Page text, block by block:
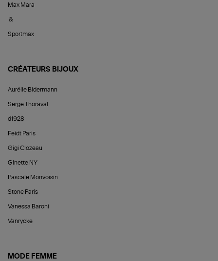
Max Mara
&
Sportmax
CRÉATEURS BIJOUX
Aurélie Bidermann
Serge Thoraval
d1928
Feidt Paris
Gigi Clozeau
Ginette NY
Pascale Monvoisin
Stone Paris
Vanessa Baroni
Vanrycke
MODE FEMME